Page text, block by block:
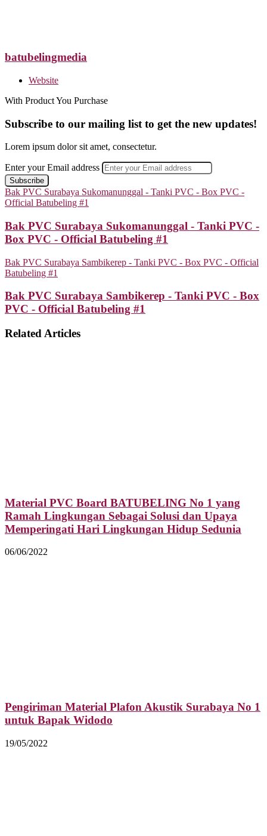
batubelingmedia
Website
With Product You Purchase
Subscribe to our mailing list to get the new updates!
Lorem ipsum dolor sit amet, consectetur.
Enter your Email address
Bak PVC Surabaya Sukomanunggal - Tanki PVC - Box PVC -
Official Batubeling #1
Bak PVC Surabaya Sukomanunggal - Tanki PVC -
Box PVC - Official Batubeling #1
Bak PVC Surabaya Sambikerep - Tanki PVC - Box PVC - Official
Batubeling #1
Bak PVC Surabaya Sambikerep - Tanki PVC - Box
PVC - Official Batubeling #1
Related Articles
Material PVC Board BATUBELING No 1 yang
Ramah Lingkungan Sebagai Solusi dan Upaya
Memperingati Hari Lingkungan Hidup Sedunia
06/06/2022
Pengiriman Material Plafon Akustik Surabaya No 1
untuk Bapak Widodo
19/05/2022